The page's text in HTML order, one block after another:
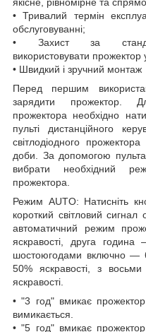
• Тривалий термін
обслуговуванні;
• Захист за
використовувати
• Швидкий і зручний монтаж
Перед першим
зарядити прожектор.
прожектора необхідно
пульті дистанційного
світлодіодного
доби. За допомогою
вибрати необхідний
прожектора.
Режим AUTO: Натисніть
короткий світловий
автоматичний режим
яскравості, друга
шостоюгодами включно —
50% яскравості, з
яскравості.
• "3 год" вмикає
вимикається.
• "5 год" вмикає